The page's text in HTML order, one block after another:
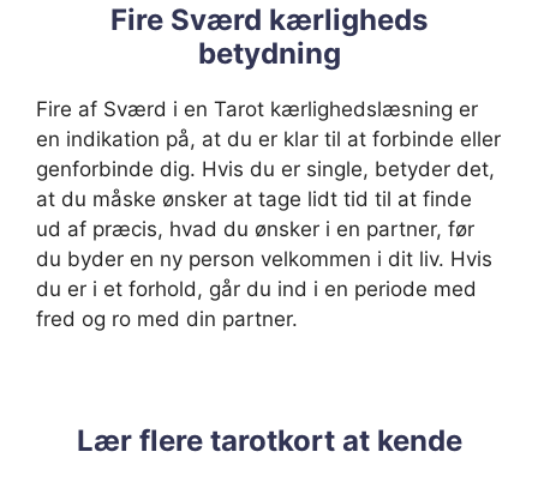
Fire Sværd kærligheds
betydning
Fire af Sværd i en Tarot kærlighedslæsning er
en indikation på, at du er klar til at forbinde eller
genforbinde dig. Hvis du er single, betyder det,
at du måske ønsker at tage lidt tid til at finde
ud af præcis, hvad du ønsker i en partner, før
du byder en ny person velkommen i dit liv. Hvis
du er i et forhold, går du ind i en periode med
fred og ro med din partner.
Lær flere tarotkort at kende